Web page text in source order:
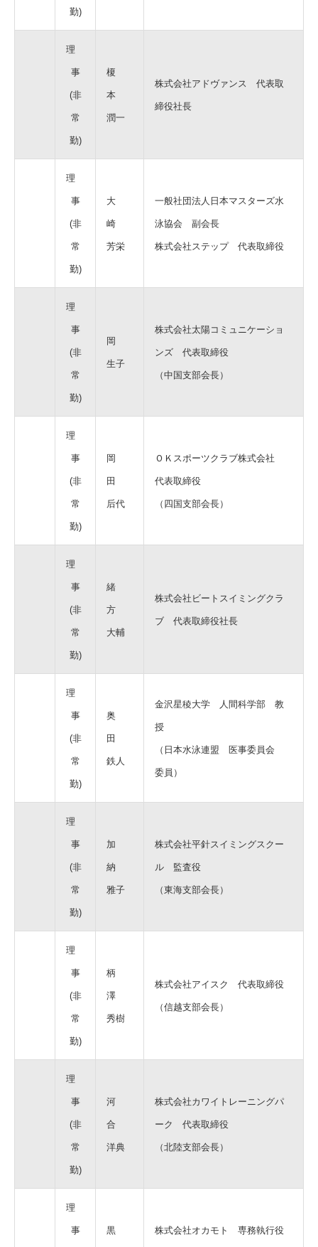
勤)
理
事
(非
常
勤)
榎
本
潤一
株式会社アドヴァンス 代表取
締役社長
理
事
(非
常
勤)
大
崎
芳栄
一般社団法人日本マスターズ水
泳協会 副会長
株式会社ステップ 代表取締役
理
事
(非
常
勤)
岡
生子
株式会社太陽コミュニケーショ
ンズ 代表取締役
（中国支部会長）
理
事
(非
常
勤)
岡
田
后代
ＯＫスポーツクラブ株式会社
代表取締役
（四国支部会長）
理
事
(非
常
勤)
緒
方
大輔
株式会社ビートスイミングクラ
ブ 代表取締役社長
理
事
(非
常
勤)
奥
田
鉄人
金沢星稜大学 人間科学部 教
授
（日本水泳連盟 医事委員会
委員）
理
事
(非
常
勤)
加
納
雅子
株式会社平針スイミングスクー
ル 監査役
（東海支部会長）
理
事
(非
常
勤)
柄
澤
秀樹
株式会社アイスク 代表取締役
（信越支部会長）
理
事
(非
常
勤)
河
合
洋典
株式会社カワイトレーニングパ
ーク 代表取締役
（北陸支部会長）
理
事 黒 株式会社オカモト 専務執行役